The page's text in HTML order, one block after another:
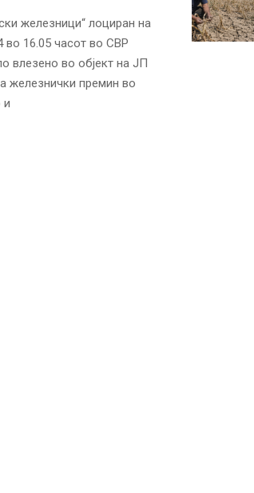
железници“ лоциран на
во 16.05 часот во СВР
влезено во објект на ЈП
железнички премин во
и